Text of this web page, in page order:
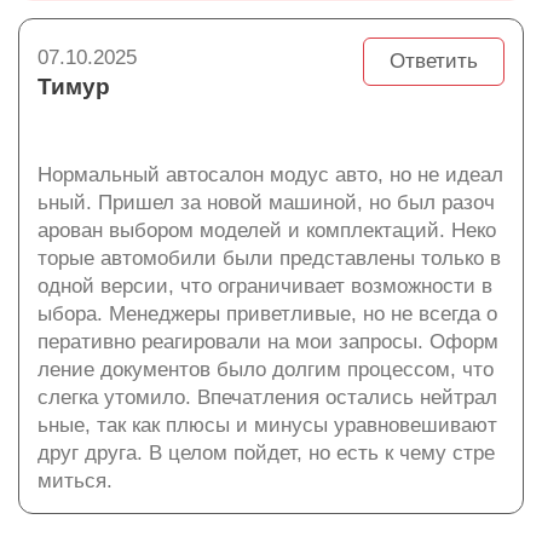
Ответить
07.10.2025
Тимур
Нормальный автосалон модус авто, но не идеал
ьный. Пришел за новой машиной, но был разоч
арован выбором моделей и комплектаций. Неко
торые автомобили были представлены только в
одной версии, что ограничивает возможности в
ыбора. Менеджеры приветливые, но не всегда о
перативно реагировали на мои запросы. Оформ
ление документов было долгим процессом, что
слегка утомило. Впечатления остались нейтрал
ьные, так как плюсы и минусы уравновешивают
друг друга. В целом пойдет, но есть к чему стре
миться.